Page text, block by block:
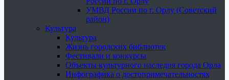
УМВД России по г. Орлу (Советский
район)
Культура
Культура
Жизнь городских библиотек
Фестивали и конкурсы
Объекты культурного наследия города Орла
Инфографика о достопримечательностях